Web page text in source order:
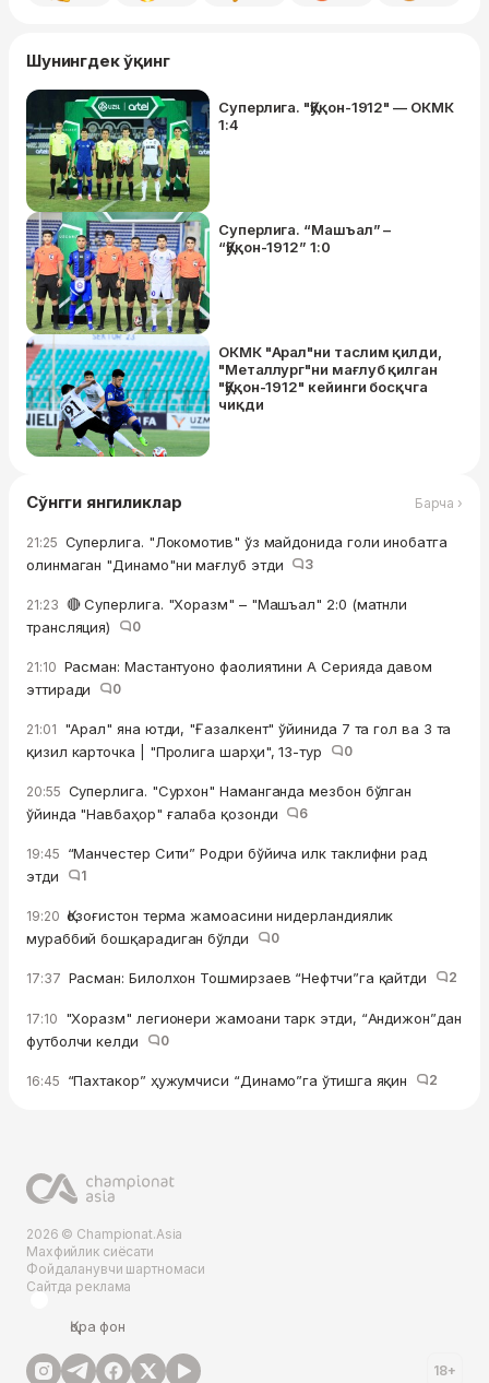
Шунингдек ўқинг
Суперлига. "Қўқон-1912" — ОКМК
1:4
Суперлига. “Машъал” –
“Қўқон-1912” 1:0
ОКМК "Арал"ни таслим қилди,
"Металлург"ни мағлуб қилган
"Қўқон-1912" кейинги босқчга
чиқди
Сўнгги янгиликлар Барча ›
21:25 Суперлига. "Локомотив" ўз майдонида голи инобатга
олинмаган "Динамо"ни мағлуб этди
3
21:23 🔴 Суперлига. "Хоразм" – "Машъал" 2:0 (матнли
трансляция)
0
21:10 Расман: Мастантуоно фаолиятини А Серияда давом
эттиради
0
21:01 "Арал" яна ютди, "Ғазалкент" ўйинида 7 та гол ва 3 та
қизил карточка | "Пролига шарҳи", 13-тур
0
20:55 Суперлига. "Сурхон" Наманганда мезбон бўлган
ўйинда "Навбаҳор" ғалаба қозонди
6
19:45 “Манчестер Сити” Родри бўйича илк таклифни рад
этди
1
19:20 Қозоғистон терма жамоасини нидерландиялик
мураббий бошқарадиган бўлди
0
17:37 Расман: Билолхон Тошмирзаев “Нефтчи”га қайтди 2
17:10 "Хоразм" легионери жамоани тарк этди, “Андижон”дан
футболчи келди
0
16:45 “Пахтакор” ҳужумчиси “Динамо”га ўтишга яқин 2
2026 © Championat.Asia
Махфийлик сиёсати
Фойдаланувчи шартномаси
Сайтда реклама
Қора фон
18+